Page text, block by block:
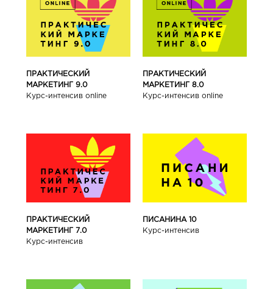
ПРАКТИЧЕСКИЙ
МАРКЕТИНГ 9.0
Курс-интенсив online
ПРАКТИЧЕСКИЙ
МАРКЕТИНГ 8.0
Курс-интенсив online
ПРАКТИЧЕСКИЙ
МАРКЕТИНГ 7.0
Курс-интенсив
ПИСАНИНА 10
Курс-интенсив